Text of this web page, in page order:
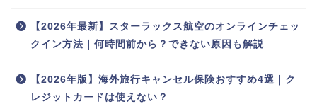
【2026年最新】スターラックス航空のオンラインチェッ
クイン方法｜何時間前から？できない原因も解説
【2026年版】海外旅行キャンセル保険おすすめ4選｜ク
レジットカードは使えない？